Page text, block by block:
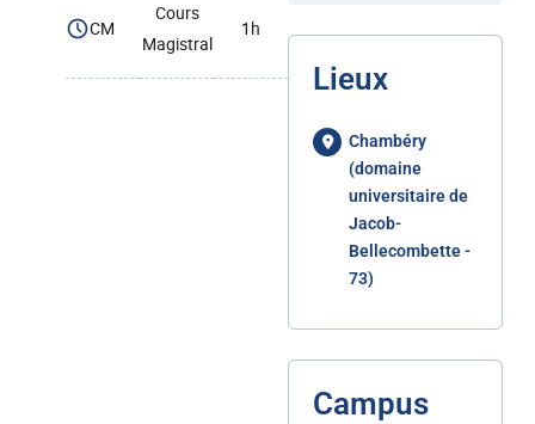
CM
Cours
Magistral
1h
Lieux
Chambéry
(domaine
universitaire de
Jacob-
Bellecombette -
73)
Campus